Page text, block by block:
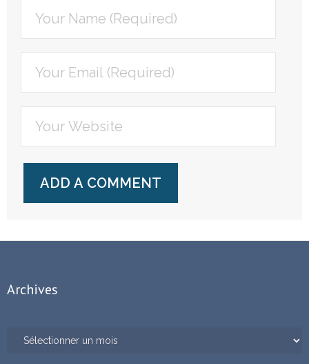
Archives